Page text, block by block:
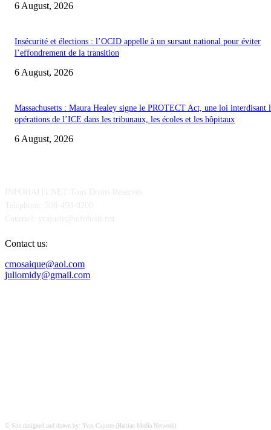
6 August, 2026
Insécurité et élections : l’OCID appelle à un sursaut national pour éviter
l’effondrement de la transition
6 August, 2026
Massachusetts : Maura Healey signe le PROTECT Act, une loi interdisant
opérations de l’ICE dans les tribunaux, les écoles et les hôpitaux
6 August, 2026
Contact us:
cmosaique@aol.com
juliomidy@gmail.com
© Site designed and drawn by: Yves Cajuste (Haitian Media Network)